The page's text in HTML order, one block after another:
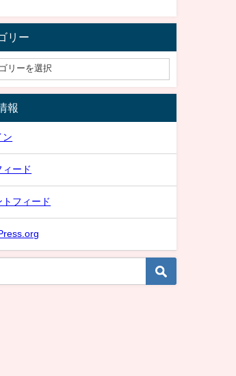
リー
報
ン
ィード
トフィード